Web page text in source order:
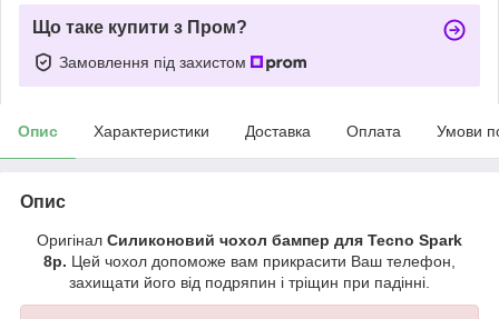
Що таке купити з Пром?
Замовлення під захистом
Опис Характеристики Доставка Оплата Умови
Опис
Оригінал Силиконовий чохол бампер для Tecno Spark
8p. Цей чохол допоможе вам прикрасити Ваш телефон,
захищати його від подряпин і тріщин при падінні.